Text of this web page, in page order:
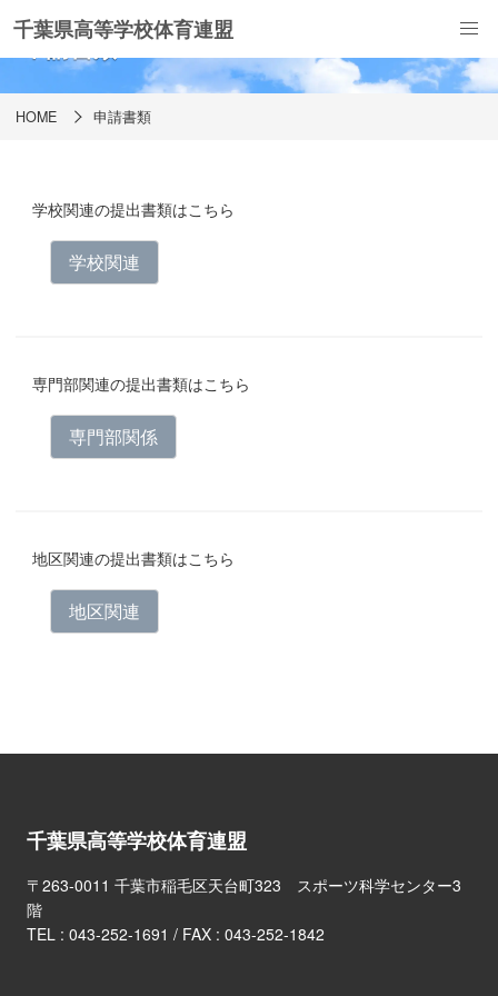
千葉県高等学校体育連盟
申請書類
HOME 申請書類
学校関連の提出書類はこちら
学校関連
専門部関連の提出書類はこちら
専門部関係
地区関連の提出書類はこちら
地区関連
千葉県高等学校体育連盟
〒263-0011 千葉市稲毛区天台町323 スポーツ科学センター3
階
TEL : 043-252-1691 / FAX : 043-252-1842